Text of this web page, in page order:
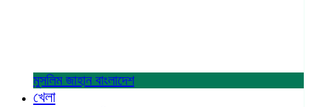
মুসলিম জাহান বাংলাদেশ
খেলা